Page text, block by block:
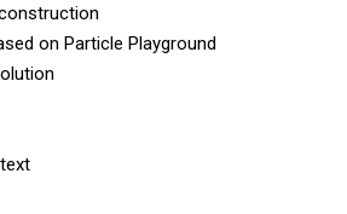
on Particle Playground